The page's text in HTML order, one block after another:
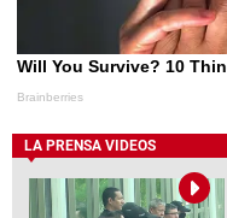
LA PRENSA VIDEOS